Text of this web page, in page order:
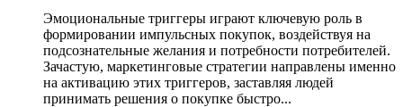
Эмоциональные триггеры играют ключевую роль в
формировании импульсных покупок, воздействуя на
подсознательные желания и потребности потребителей.
Зачастую, маркетинговые стратегии направлены именно
на активацию этих триггеров, заставляя людей
принимать решения о покупке быстро...